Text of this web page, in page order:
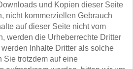
und Kopien dieser Seite
nicht kommerziellen Gebrauch
auf dieser Seite nicht vom
werden die Urheberrechte Dritter
Inhalte Dritter als solche
Sie trotzdem auf eine